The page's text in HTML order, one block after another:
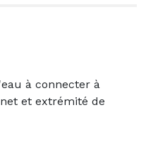
à connecter à
et extrémité de